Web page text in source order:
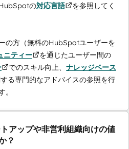
の対応言語
を参照してく
の方（無料のHubSpotユーザーを
ニティー
を通じたユーザー間の
でのスキル向上、 ナレッジベース
る専門的なアドバイスの参照を行
アップや非営利組織向けの値
？